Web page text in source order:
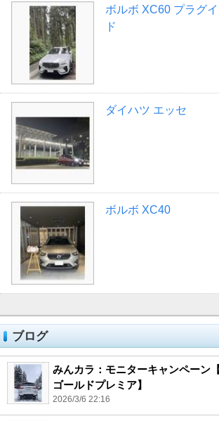
ボルボ XC60 プラグ
ド
ダイハツ エッセ
ボルボ XC40
ブログ
みんカラ：モニターキャンペーン
ゴールドプレミア】
2026/3/6 22:16